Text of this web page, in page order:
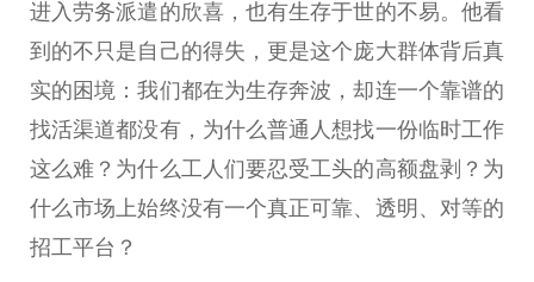
进入劳务派遣的欣喜，也有生存于世的不易。他看
到的不只是自己的得失，更是这个庞大群体背后真
实的困境：我们都在为生存奔波，却连一个靠谱的
找活渠道都没有，为什么普通人想找一份临时工作
这么难？为什么工人们要忍受工头的高额盘剥？为
什么市场上始终没有一个真正可靠、透明、对等的
招工平台？